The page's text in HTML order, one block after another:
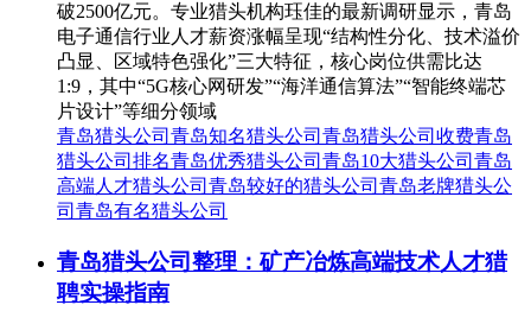
破2500亿元。专业猎头机构珏佳的最新调研显示，青岛
电子通信行业人才薪资涨幅呈现“结构性分化、技术溢价
凸显、区域特色强化”三大特征，核心岗位供需比达
1:9，其中“5G核心网研发”“海洋通信算法”“智能终端芯
片设计”等细分领域
青岛猎头公司 青岛知名猎头公司 青岛猎头公司收费青岛
猎头公司排名青岛优秀猎头公司 青岛10大猎头公司 青岛
高端人才猎头公司 青岛较好的猎头公司 青岛老牌猎头公
司 青岛有名猎头公司
青岛猎头公司整理：矿产冶炼高端技术人才猎
聘实操指南